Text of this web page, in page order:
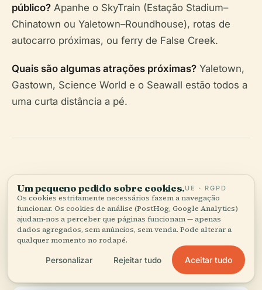
público? Apanhe o SkyTrain (Estação Stadium–
Chinatown ou Yaletown–Roundhouse), rotas de
autocarro próximas, ou ferry de False Creek.
Quais são algumas atrações próximas? Yaletown,
Gastown, Science World e o Seawall estão todos a
uma curta distância a pé.
Resumo das Dicas
para Visitantes e
Atrações
Relacionadas
Um pequeno pedido sobre cookies.UE · RGPD
Os cookies estritamente necessários fazem a navegação
funcionar. Os cookies de análise (PostHog, Google Analytics)
ajudam-nos a perceber que páginas funcionam — apenas
dados agregados, sem anúncios, sem venda. Pode alterar a
qualquer momento no rodapé.
Personalizar Rejeitar tudo Aceitar tudo